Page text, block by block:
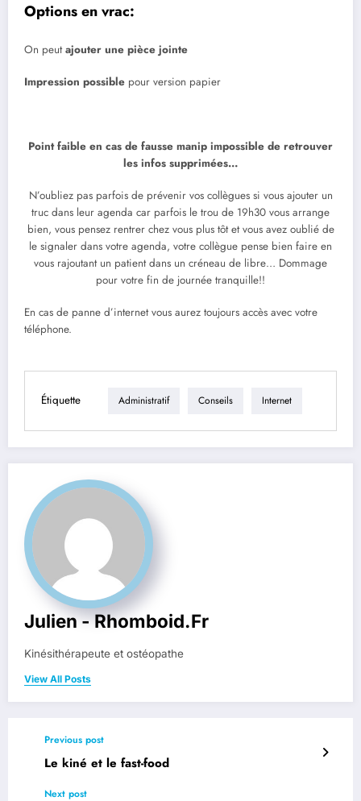
Options en vrac:
On peutajouter une pièce jointe
Impression possible pour version papier
Point faible en cas de fausse manip impossible de retrouver
les infos supprimées…
N’oubliez pas parfois de prévenir vos collègues si vous ajouter un
truc dans leur agenda car parfois le trou de 19h30 vous arrange
bien, vous pensez rentrer chez vous plus tôt et vous avez oublié de
le signaler dans votre agenda, votre collègue pense bien faire en
vous rajoutant un patient dans un créneau de libre… Dommage
pour votre fin de journée tranquille!!
En cas de panne d’internet vous aurez toujours accès avec votre
téléphone.
Étiquette Administratif Conseils Internet
Julien - Rhomboid.fr
Kinésithérapeute et ostéopathe
View All Posts
Previous post
Le kiné et le fast-food
Next post